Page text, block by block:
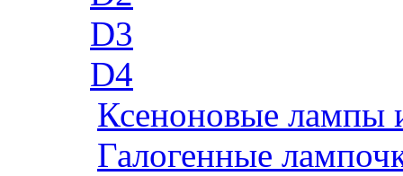
D3
D4
Ксеноновые лампы
Галогенные